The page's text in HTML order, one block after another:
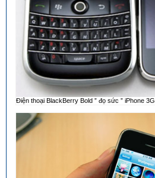
Điện thoại BlackBerry Bold ” đọ sức ” iPhone 3G